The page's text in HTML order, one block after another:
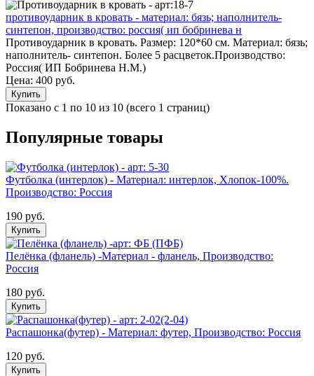
противоударник в кровать - материал: бязь; наполнитель-
синтепон, производство: россия( ип бобринева н
Противоударник в кровать. Размер: 120*60 см. Материал: бязь;
наполнитель- синтепон. Более 5 расцветок.Производство:
Россия( ИП Бобринева Н.М.)
Цена: 400 руб.
Купить
Показано с 1 по 10 из 10 (всего 1 страниц)
Популярные товары
Футболка (интерлок) - Материал: интерлок, Хлопок-100%.
Производство: Россия
190 руб.
Купить
Пелёнка (фланель) -Материал - фланель, Производство:
Россия
180 руб.
Купить
Распашонка(футер) - Материал: футер, Производство: Россия
120 руб.
Купить